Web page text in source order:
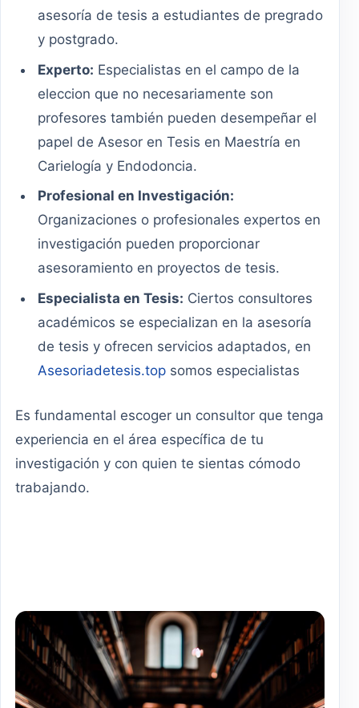
asesoría de tesis a estudiantes de pregrado
y postgrado.
Experto: Especialistas en el campo de la
eleccion que no necesariamente son
profesores también pueden desempeñar el
papel de Asesor en Tesis en Maestría en
Carielogía y Endodoncia.
Profesional en Investigación:
Organizaciones o profesionales expertos en
investigación pueden proporcionar
asesoramiento en proyectos de tesis.
Especialista en Tesis: Ciertos consultores
académicos se especializan en la asesoría
de tesis y ofrecen servicios adaptados, en
Asesoriadetesis.top somos especialistas
Es fundamental escoger un consultor que tenga
experiencia en el área específica de tu
investigación y con quien te sientas cómodo
trabajando.